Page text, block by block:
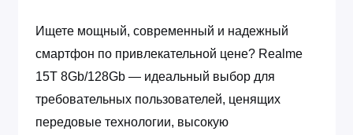
Ищете мощный, современный и надежный
смартфон по привлекательной цене? Realme
15T 8Gb/128Gb — идеальный выбор для
требовательных пользователей, ценящих
передовые технологии, высокую